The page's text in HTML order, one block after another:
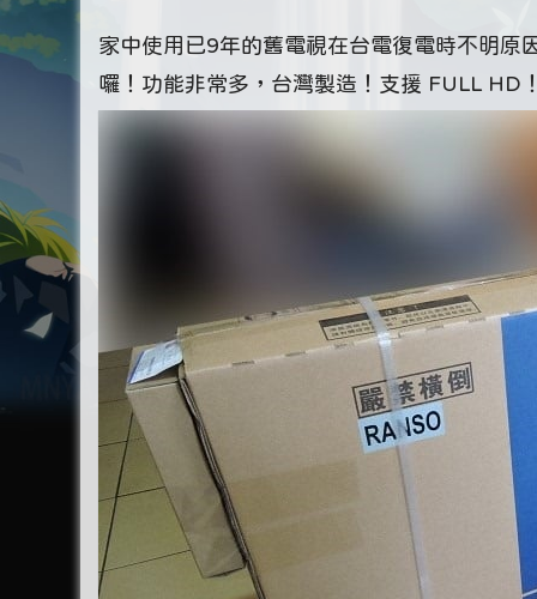
家中使用已9年的舊電視在台電復電時不明原
囉！功能非常多，台灣製造！支援 FULL HD